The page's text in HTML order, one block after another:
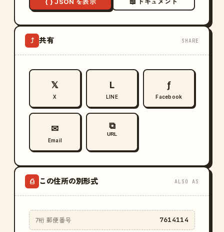
⤴ 共有 SHARE
𝕏
X
L
LINE
ƒ
Facebook
✉
Email
⧉
URL
⎙ この住所の別形式 ALSO AS
7桁 郵便番号 7614114